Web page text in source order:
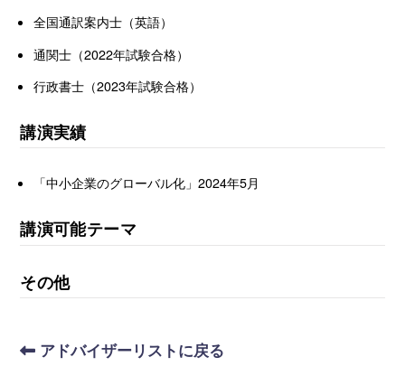
全国通訳案内士（英語）
通関士（2022年試験合格）
行政書士（2023年試験合格）
講演実績
「中小企業のグローバル化」2024年5月
講演可能テーマ
その他
アドバイザーリストに戻る